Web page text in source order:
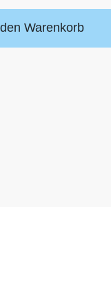
Warenkorb